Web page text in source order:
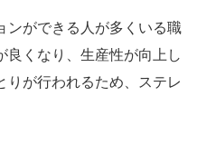
ンができる人が多くいる職
良くなり、生産性が向上し
りが行われるため、ステレ